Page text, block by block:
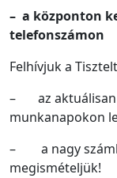
– a központon
telefonszámon
Felhívjuk a
– az aktuálisan
munkanapokon
– a nagy
megismételjük!